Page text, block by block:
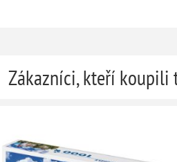
Zákazníci, kteří koupili